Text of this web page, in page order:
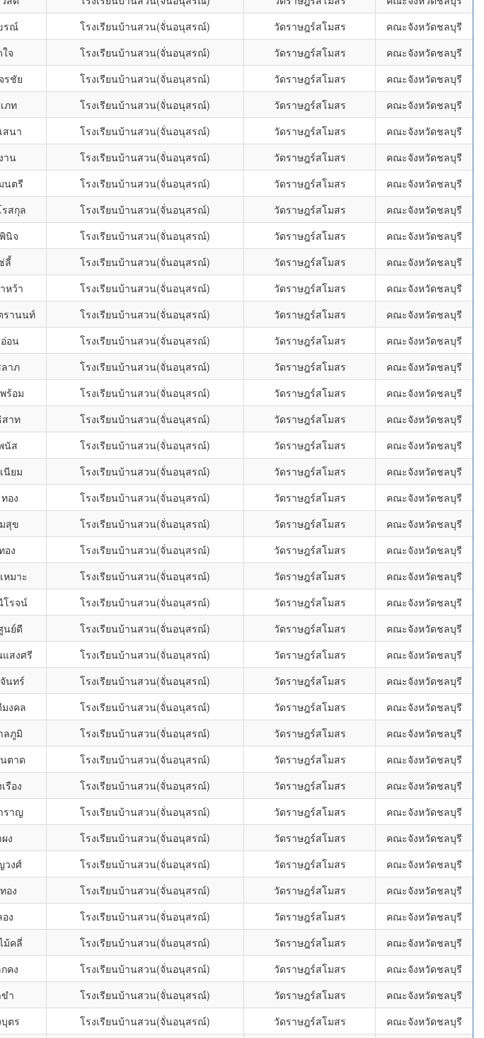
รณ์ โรงเรียนบ้านสวน(จั่นอนุสรณ์) วัดราษฎร์สโมสร
คณะจังหวัดชลบุรี
จ โรงเรียนบ้านสวน(จั่นอนุสรณ์) วัดราษฎร์สโมสร
คณะจังหวัดชลบุรี
รชัย โรงเรียนบ้านสวน(จั่นอนุสรณ์) วัดราษฎร์สโมสร
คณะจังหวัดชลบุรี
ภท โรงเรียนบ้านสวน(จั่นอนุสรณ์) วัดราษฎร์สโมสร
คณะจังหวัดชลบุรี
สนา โรงเรียนบ้านสวน(จั่นอนุสรณ์) วัดราษฎร์สโมสร
คณะจังหวัดชลบุรี
าน โรงเรียนบ้านสวน(จั่นอนุสรณ์) วัดราษฎร์สโมสร
คณะจังหวัดชลบุรี
นตรี โรงเรียนบ้านสวน(จั่นอนุสรณ์) วัดราษฎร์สโมสร
คณะจังหวัดชลบุรี
สกุล โรงเรียนบ้านสวน(จั่นอนุสรณ์) วัดราษฎร์สโมสร
คณะจังหวัดชลบุรี
นิจ โรงเรียนบ้านสวน(จั่นอนุสรณ์) วัดราษฎร์สโมสร
คณะจังหวัดชลบุรี
ลี้ โรงเรียนบ้านสวน(จั่นอนุสรณ์) วัดราษฎร์สโมสร
คณะจังหวัดชลบุรี
หว้า โรงเรียนบ้านสวน(จั่นอนุสรณ์) วัดราษฎร์สโมสร
คณะจังหวัดชลบุรี
รานนท์ โรงเรียนบ้านสวน(จั่นอนุสรณ์) วัดราษฎร์สโมสร
คณะจังหวัดชลบุรี
อน โรงเรียนบ้านสวน(จั่นอนุสรณ์) วัดราษฎร์สโมสร
คณะจังหวัดชลบุรี
าภ โรงเรียนบ้านสวน(จั่นอนุสรณ์) วัดราษฎร์สโมสร
คณะจังหวัดชลบุรี
ร้อม โรงเรียนบ้านสวน(จั่นอนุสรณ์) วัดราษฎร์สโมสร
คณะจังหวัดชลบุรี
าท โรงเรียนบ้านสวน(จั่นอนุสรณ์) วัดราษฎร์สโมสร
คณะจังหวัดชลบุรี
นัส โรงเรียนบ้านสวน(จั่นอนุสรณ์) วัดราษฎร์สโมสร
คณะจังหวัดชลบุรี
นียม โรงเรียนบ้านสวน(จั่นอนุสรณ์) วัดราษฎร์สโมสร
คณะจังหวัดชลบุรี
อง โรงเรียนบ้านสวน(จั่นอนุสรณ์) วัดราษฎร์สโมสร
คณะจังหวัดชลบุรี
สุข โรงเรียนบ้านสวน(จั่นอนุสรณ์) วัดราษฎร์สโมสร
คณะจังหวัดชลบุรี
อง โรงเรียนบ้านสวน(จั่นอนุสรณ์) วัดราษฎร์สโมสร
คณะจังหวัดชลบุรี
หมาะ โรงเรียนบ้านสวน(จั่นอนุสรณ์) วัดราษฎร์สโมสร
คณะจังหวัดชลบุรี
รจน์ โรงเรียนบ้านสวน(จั่นอนุสรณ์) วัดราษฎร์สโมสร
คณะจังหวัดชลบุรี
นย์ดี โรงเรียนบ้านสวน(จั่นอนุสรณ์) วัดราษฎร์สโมสร
คณะจังหวัดชลบุรี
สงศรี โรงเรียนบ้านสวน(จั่นอนุสรณ์) วัดราษฎร์สโมสร
คณะจังหวัดชลบุรี
นทร์ โรงเรียนบ้านสวน(จั่นอนุสรณ์) วัดราษฎร์สโมสร
คณะจังหวัดชลบุรี
งคล โรงเรียนบ้านสวน(จั่นอนุสรณ์) วัดราษฎร์สโมสร
คณะจังหวัดชลบุรี
ลภูมิ โรงเรียนบ้านสวน(จั่นอนุสรณ์) วัดราษฎร์สโมสร
คณะจังหวัดชลบุรี
ตาด โรงเรียนบ้านสวน(จั่นอนุสรณ์) วัดราษฎร์สโมสร
คณะจังหวัดชลบุรี
รือง โรงเรียนบ้านสวน(จั่นอนุสรณ์) วัดราษฎร์สโมสร
คณะจังหวัดชลบุรี
ราญ โรงเรียนบ้านสวน(จั่นอนุสรณ์) วัดราษฎร์สโมสร
คณะจังหวัดชลบุรี
ง โรงเรียนบ้านสวน(จั่นอนุสรณ์) วัดราษฎร์สโมสร
คณะจังหวัดชลบุรี
วงศ์ โรงเรียนบ้านสวน(จั่นอนุสรณ์) วัดราษฎร์สโมสร
คณะจังหวัดชลบุรี
อง โรงเรียนบ้านสวน(จั่นอนุสรณ์) วัดราษฎร์สโมสร
คณะจังหวัดชลบุรี
ง โรงเรียนบ้านสวน(จั่นอนุสรณ์) วัดราษฎร์สโมสร
คณะจังหวัดชลบุรี
ม้คลี่ โรงเรียนบ้านสวน(จั่นอนุสรณ์) วัดราษฎร์สโมสร
คณะจังหวัดชลบุรี
คง โรงเรียนบ้านสวน(จั่นอนุสรณ์) วัดราษฎร์สโมสร
คณะจังหวัดชลบุรี
ำ โรงเรียนบ้านสวน(จั่นอนุสรณ์) วัดราษฎร์สโมสร
คณะจังหวัดชลบุรี
ตร โรงเรียนบ้านสวน(จั่นอนุสรณ์) วัดราษฎร์สโมสร คณะจังหวัดชลบุรี